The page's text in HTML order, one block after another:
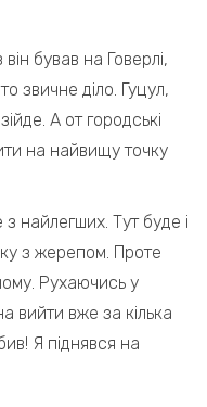
бував на Говерлі,
звичне діло. Гуцул,
А от городські
на найвищу точку
найлегших. Тут буде і
з жерепом. Проте
Рухаючись у
вийти вже за кілька
Я піднявся на